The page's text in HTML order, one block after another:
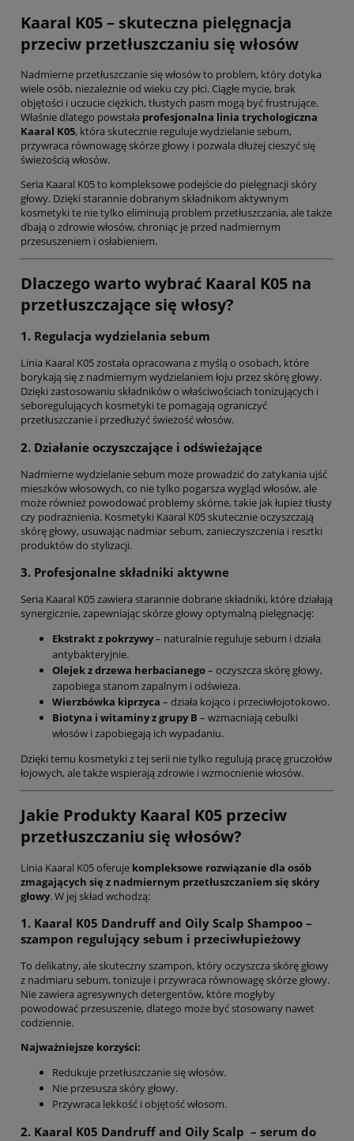
Kaaral K05 – skuteczna pielęgnacja
przeciw przetłuszczaniu się włosów
Nadmierne przetłuszczanie się włosów to problem, który dotyka
wiele osób, niezależnie od wieku czy płci. Ciągłe mycie, brak
objętości i uczucie ciężkich, tłustych pasm mogą być frustrujące.
Właśnie dlatego powstała profesjonalna linia trychologiczna
Kaaral K05, która skutecznie reguluje wydzielanie sebum,
przywraca równowagę skórze głowy i pozwala dłużej cieszyć się
świeżością włosów.
Seria Kaaral K05 to kompleksowe podejście do pielęgnacji skóry
głowy. Dzięki starannie dobranym składnikom aktywnym
kosmetyki te nie tylko eliminują problem przetłuszczania, ale także
dbają o zdrowie włosów, chroniąc je przed nadmiernym
przesuszeniem i osłabieniem.
Dlaczego warto wybrać Kaaral K05 na
przetłuszczające się włosy?
1. Regulacja wydzielania sebum
Linia Kaaral K05 została opracowana z myślą o osobach, które
borykają się z nadmiernym wydzielaniem łoju przez skórę głowy.
Dzięki zastosowaniu składników o właściwościach tonizujących i
seboregulujących kosmetyki te pomagają ograniczyć
przetłuszczanie i przedłużyć świeżość włosów.
2. Działanie oczyszczające i odświeżające
Nadmierne wydzielanie sebum może prowadzić do zatykania ujść
mieszków włosowych, co nie tylko pogarsza wygląd włosów, ale
może również powodować problemy skórne, takie jak łupież tłusty
czy podrażnienia. Kosmetyki Kaaral K05 skutecznie oczyszczają
skórę głowy, usuwając nadmiar sebum, zanieczyszczenia i resztki
produktów do stylizacji.
3. Profesjonalne składniki aktywne
Seria Kaaral K05 zawiera starannie dobrane składniki, które działają
synergicznie, zapewniając skórze głowy optymalną pielęgnację:
Ekstrakt z pokrzywy– naturalnie reguluje sebum i działa
antybakteryjnie.
Olejek z drzewa herbacianego– oczyszcza skórę głowy,
zapobiega stanom zapalnym i odświeża.
Wierzbówka kiprzyca – działa kojąco i przeciwłojotokowo.
Biotyna i witaminy z grupy B – wzmacniają cebulki
włosów i zapobiegają ich wypadaniu.
Dzięki temu kosmetyki z tej serii nie tylko regulują pracę gruczołów
łojowych, ale także wspierają zdrowie i wzmocnienie włosów.
Jakie Produkty Kaaral K05 przeciw
przetłuszczaniu się włosów?
Linia Kaaral K05 oferuje kompleksowe rozwiązanie dla osób
zmagających się z nadmiernym przetłuszczaniem się skóry
głowy. W jej skład wchodzą:
1. Kaaral K05 Dandruff and Oily Scalp Shampoo –
szampon regulujący sebum i przeciwłupieżowy
To delikatny, ale skuteczny szampon, który oczyszcza skórę głowy
z nadmiaru sebum, tonizuje i przywraca równowagę skórze głowy.
Nie zawiera agresywnych detergentów, które mogłyby
powodować przesuszenie, dlatego może być stosowany nawet
codziennie.
Najważniejsze korzyści:
Redukuje przetłuszczanie się włosów.
Nie przesusza skóry głowy.
Przywraca lekkość i objętość włosom.
2. Kaaral K05 Dandruff and Oily Scalp – serum do